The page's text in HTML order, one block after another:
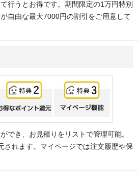
行うとお得です。期間限定の1万円特別
自由な最大7000円の割引をご用意して
でき、お見積りをリストで管理可能。
されます。マイページでは注文履歴や保